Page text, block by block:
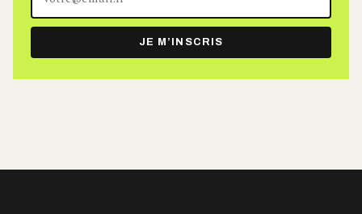
adresse
e-
mail
JE M’INSCRIS